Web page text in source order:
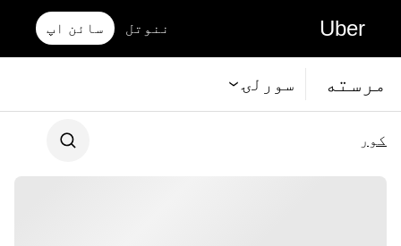
Uber ننوتل سائن اپ
مرسته سورلۍ
کور